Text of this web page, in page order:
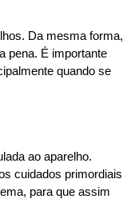
Da mesma forma,
pena. É importante
quando se
ao aparelho.
cuidados primordiais
para que assim